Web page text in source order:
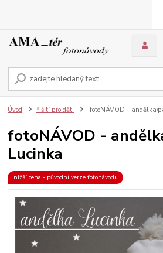
Úvod * šití pro děti fotoNÁVOD - andělka/
fotoNÁVOD -
Lucinka
nižší cena - původní verze fotonávodu